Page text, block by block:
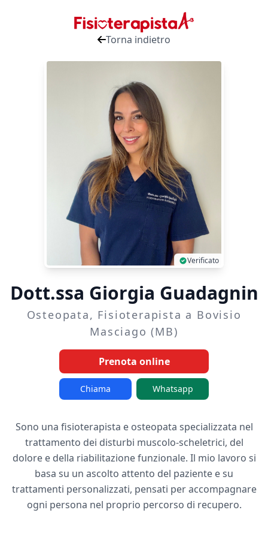
Torna indietro
Verificato
Dott.ssa Giorgia Guadagnin
Osteopata, Fisioterapista a Bovisio
Masciago (MB)
Prenota online
Chiama Whatsapp
Sono una fisioterapista e osteopata specializzata nel
trattamento dei disturbi muscolo-scheletrici, del
dolore e della riabilitazione funzionale. Il mio lavoro si
basa su un ascolto attento del paziente e su
trattamenti personalizzati, pensati per accompagnare
ogni persona nel proprio percorso di recupero.